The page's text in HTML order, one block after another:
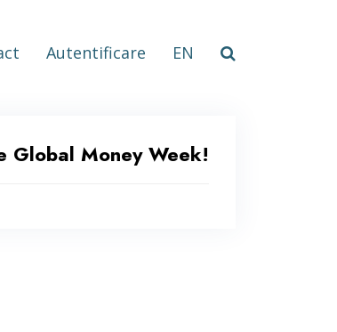
Autentificare EN
Global Money Week!